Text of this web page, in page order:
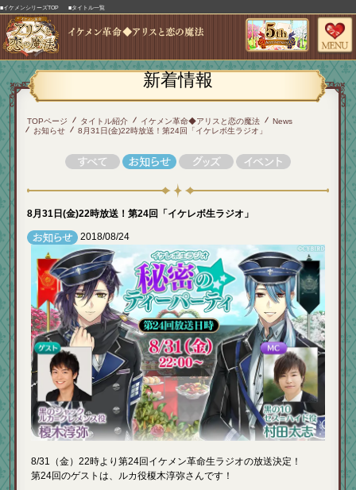
■イケメンシリーズTOP ■タイトル一覧
新着情報
TOPページ タイトル紹介 イケメン革命◆アリスと恋の魔法
News
お知らせ
8月31日(金)22時放送！第24回「イケレボ生ラジオ」
8月31日(金)22時放送！第24回「イケレボ生ラジオ」
2018/08/24
8/31（金）22時より第24回イケメン革命生ラジオの放送決定！
第24回のゲストは、ルカ役榎木淳弥さんです！